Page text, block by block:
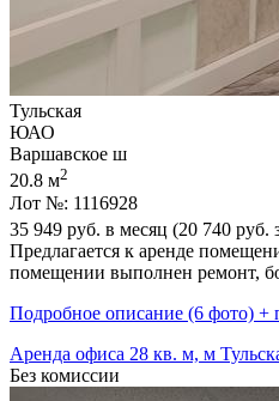
Тульская
ЮАО
Варшавское ш
20.8 м2
Лот №: 1116928
35 949 руб. в месяц (20 740 руб.
Предлагается к аренде
помещении выполнен ремонт,­
Подробное описание (6 фото) +
Аренда офиса 28 кв. м, м
Без комиссии